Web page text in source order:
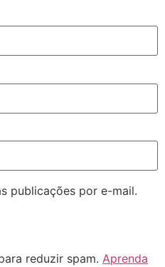
publicações por e-mail.
reduzir spam. Aprenda